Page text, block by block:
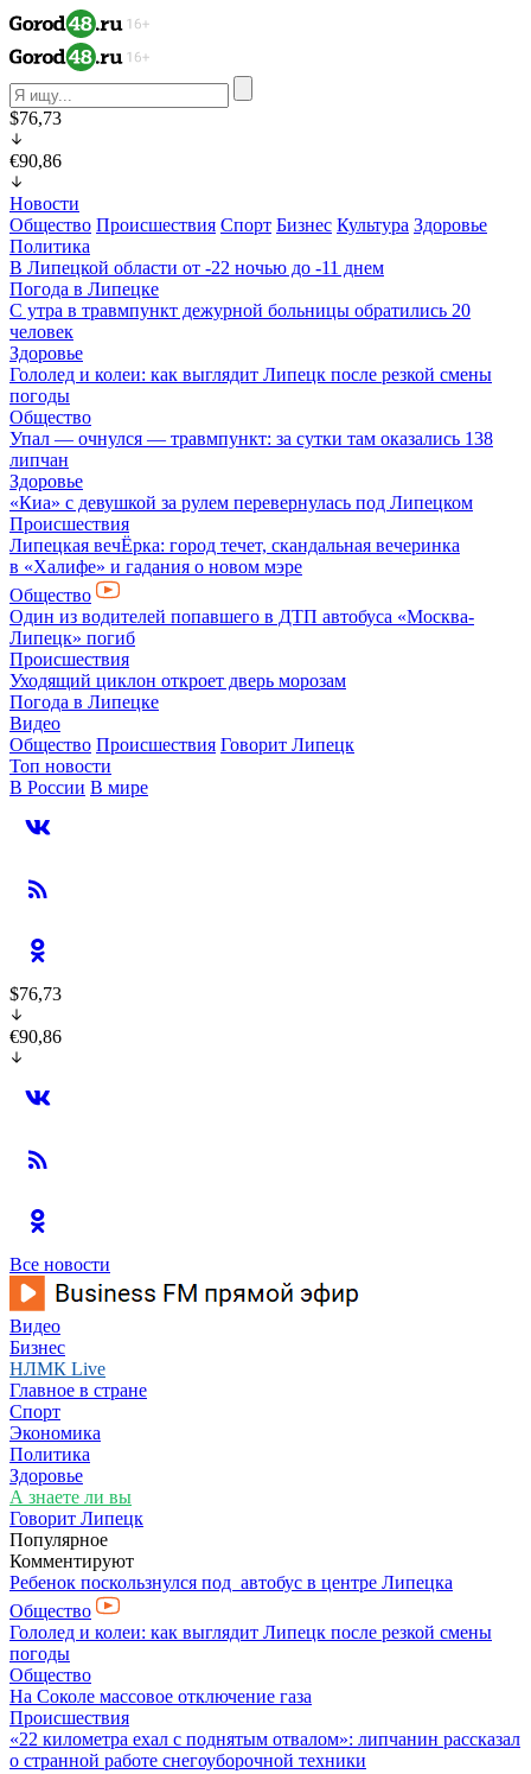
$76,73
€90,86
Новости
Общество Происшествия Спорт Бизнес Культура Здоровье
Политика
В Липецкой области от -22 ночью до -11 днем
Погода в Липецке
С утра в травмпункт дежурной больницы обратились 20
человек
Здоровье
Гололед и колеи: как выглядит Липецк после резкой смены
погоды
Общество
Упал — очнулся — травмпункт: за сутки там оказались 138
липчан
Здоровье
«Киа» с девушкой за рулем перевернулась под Липецком
Происшествия
Липецкая вечЁрка: город течет, скандальная вечеринка
в «Халифе» и гадания о новом мэре
Общество
Один из водителей попавшего в ДТП автобуса «Москва-
Липецк» погиб
Происшествия
Уходящий циклон откроет дверь морозам
Погода в Липецке
Видео
Общество Происшествия Говорит Липецк
Топ новости
В России В мире
$76,73
€90,86
Все новости
Видео
Бизнес
НЛМК Live
Главное в стране
Спорт
Экономика
Политика
Здоровье
А знаете ли вы
Говорит Липецк
Популярное
Комментируют
Ребенок поскользнулся под автобус в центре Липецка
Общество
Гололед и колеи: как выглядит Липецк после резкой смены
погоды
Общество
На Соколе массовое отключение газа
Происшествия
«22 километра ехал с поднятым отвалом»: липчанин рассказал
о странной работе снегоуборочной техники